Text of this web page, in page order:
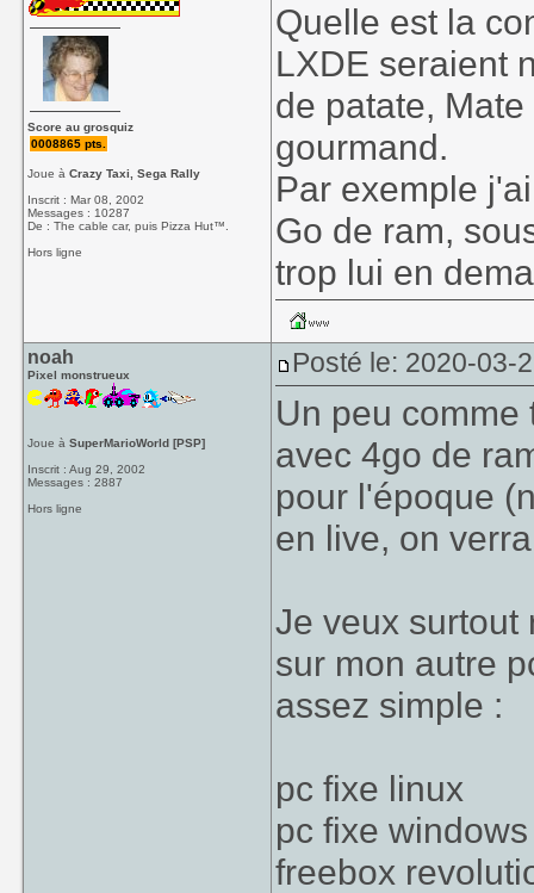
Score au grosquiz
0008865 pts.
Joue àCrazy Taxi, Sega Rally
Inscrit : Mar 08, 2002
Messages : 10287
De : The cable car, puis Pizza Hut™.
Hors ligne
Quelle est la
LXDE seraient
de patate,
gourmand.
Par exemple
Go de ram,
trop lui en
noah
Pixel monstrueux
Joue àSuperMarioWorld [PSP]
Inscrit : Aug 29, 2002
Messages : 2887
Hors ligne
Posté le: 2020-03-
Un peu
avec 4go de
pour l'époque
en live, on
Je veux surtout
sur mon autre
assez simple :
pc fixe linux
pc fixe
freebox